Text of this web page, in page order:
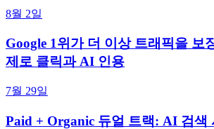
8월 2일
Google 1위가 더 이상 트래픽을 보
제로 클릭과 AI 인용
7월 29일
Paid + Organic 듀얼 트랙: AI 검색